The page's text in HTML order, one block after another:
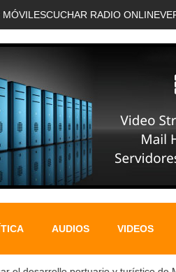
ESCUCHAR RADIO ONLINE
AUDIOS VIDEOS